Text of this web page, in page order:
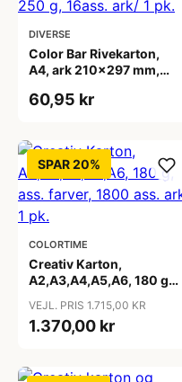
DIVERSE
Color Bar Rivekarton,
A4, ark 210x297 mm,
60,95 kr
SPAR 20%
COLORTIME
Creativ Karton,
A2,A3,A4,A5,A6, 180 g,
ark/ 1 pk.
VEJL. PRIS 1.715,00 KR
1.370,00 kr